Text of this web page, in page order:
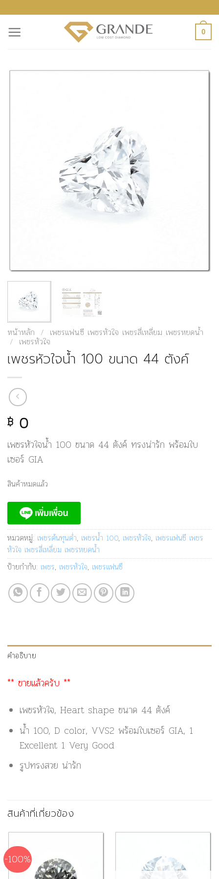
ยัง
0
หน้าหลัก / เพชรแฟนซี เพชรหัวใจ เพชรสี่เหลี่ยม เพชรหยดน้ำ
/ เพชรหัวใจ
เพชรหัวใจน้ำ 100 ขนาด 44 ตังค์
฿ 0
เพชรหัวใจน้ำ 100 ขนาด 44 ตังค์ ทรงน่ารัก พร้อมใบ
เซอร์ GIA
สินค้าหมดแล้ว
หมวดหมู่: เพชรต้นทุนต่ำ, เพชรน้ำ 100, เพชรหัวใจ, เพชรแฟนซี เพชร
หัวใจ เพชรสี่เหลี่ยม เพชรหยดน้ำ
ป้ายกำกับ: เพชร, เพชรหัวใจ, เพชรแฟนซี
คำอธิบาย
** ขายแล้วครับ **
เพชรหัวใจ, Heart shape ขนาด 44 ตังค์
น้ำ 100, D color, VVS2 พร้อมใบเซอร์ GIA, 1
Excellent 1 Very Good
รูปทรงสวย น่ารัก
สินค้าที่เกี่ยวข้อง
-100%